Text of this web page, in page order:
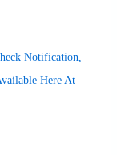
Notification,
Here At